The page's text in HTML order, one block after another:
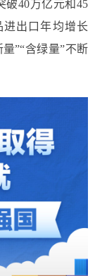
破40万亿元和45
进出口年均增长
”“含绿量”不断